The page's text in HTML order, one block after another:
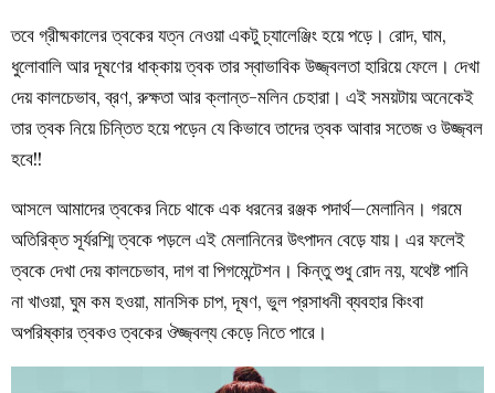
তবে গ্রীষ্মকালের ত্বকের যত্ন নেওয়া একটু চ্যালেঞ্জিং হয়ে পড়ে। রোদ, ঘাম,
ধুলোবালি আর দূষণের ধাক্কায় ত্বক তার স্বাভাবিক উজ্জ্বলতা হারিয়ে ফেলে। দেখা
দেয় কালচেভাব, ব্রণ, রুক্ষতা আর ক্লান্ত-মলিন চেহারা। এই সময়টায় অনেকেই
তার ত্বক নিয়ে চিন্তিত হয়ে পড়েন যে কিভাবে তাদের ত্বক আবার সতেজ ও উজ্জ্বল
হবে!!
আসলে আমাদের ত্বকের নিচে থাকে এক ধরনের রঞ্জক পদার্থ—মেলানিন। গরমে
অতিরিক্ত সূর্যরশ্মি ত্বকে পড়লে এই মেলানিনের উৎপাদন বেড়ে যায়। এর ফলেই
ত্বকে দেখা দেয় কালচেভাব, দাগ বা পিগমেন্টেশন। কিন্তু শুধু রোদ নয়, যথেষ্ট পানি
না খাওয়া, ঘুম কম হওয়া, মানসিক চাপ, দূষণ, ভুল প্রসাধনী ব্যবহার কিংবা
অপরিষ্কার ত্বকও ত্বকের ঔজ্জ্বল্য কেড়ে নিতে পারে।